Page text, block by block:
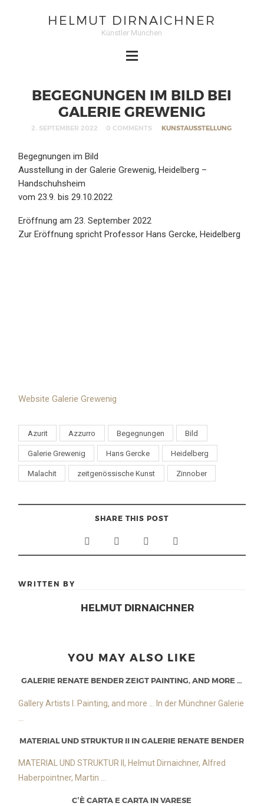
HELMUT DIRNAICHNER
Künstler München
BEGEGNUNGEN IM BILD BEI
GALERIE GREWENIG
2. SEPTEMBER 2022 0 COMMENTS KUNSTAUSSTELLUNG
Begegnungen im Bild
Ausstellung in der Galerie Grewenig, Heidelberg –
Handschuhsheim
vom 23.9. bis 29.10.2022
Eröffnung am 23. September 2022
Zur Eröffnung spricht Professor Hans Gercke, Heidelberg
Website Galerie Grewenig
Azurit Azzurro Begegnungen Bild
Galerie Grewenig Hans Gercke Heidelberg
Malachit zeitgenössische Kunst Zinnober
SHARE THIS POST
WRITTEN BY
HELMUT DIRNAICHNER
YOU MAY ALSO LIKE
GALERIE RENATE BENDER ZEIGT PAINTING, AND MORE …
Gallery Artists I. Painting, and more … In der Münchner Galerie
MATERIAL UND STRUKTUR II IN GALERIE RENATE BENDER
MATERIAL UND STRUKTUR II, Helmut Dirnaichner, Alfred
Haberpointner, Martin ...
C’È CARTA E CARTA IN VARESE